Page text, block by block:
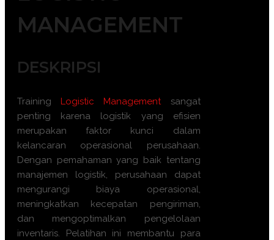
MANAGEMENT
DESKRIPSI
Training Logistic Managementsangat
penting karena logistik yang efisien
merupakan faktor kunci dalam
kelancaran operasional perusahaan.
Dengan pemahaman yang baik tentang
manajemen logistik, perusahaan dapat
mengurangi biaya operasional,
meningkatkan kecepatan pengiriman,
dan mengoptimalkan pengelolaan
inventaris. Pelatihan ini membantu para